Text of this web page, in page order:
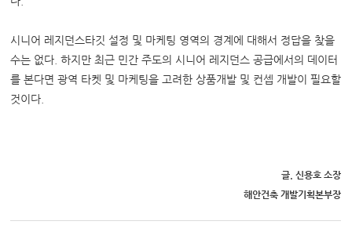
시니어 레지던스타깃 설정 및 마케팅 영역의 경계에 대해서 정답을 찾을
수는 없다. 하지만 최근 민간 주도의 시니어 레지던스 공급에서의 데이터
를 본다면 광역 타켓 및 마케팅을 고려한 상품개발 및 컨셉 개발이 필요할
것이다.
글. 신용호 소장
해안건축 개발기획본부장